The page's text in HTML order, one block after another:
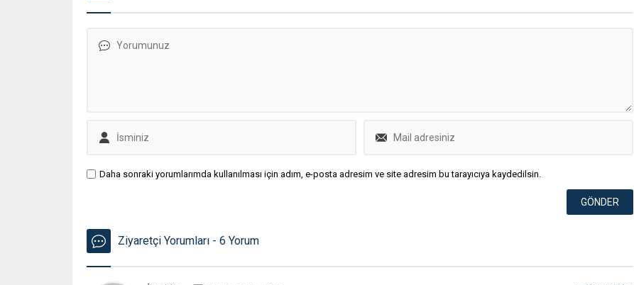
Daha sonraki yorumlarımda kullanılması için adım, e-posta adresim ve site adresim bu tarayıcıya kaydedilsin.
Ziyaretçi Yorumları - 6 Yorum